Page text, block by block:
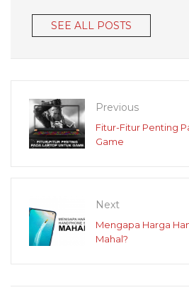
SEE ALL POSTS
Previous
Fitur-Fitur Penting
Game
Next
Mengapa Harga
Mahal?